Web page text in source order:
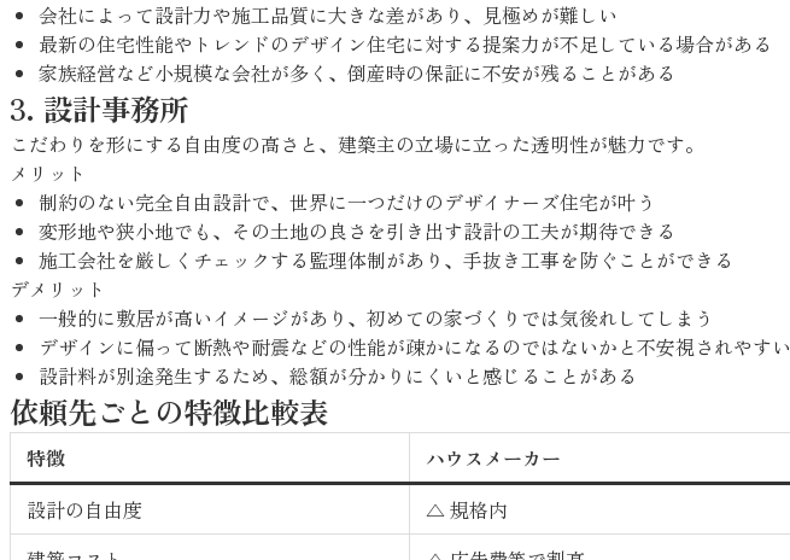
会社によって設計力や施工品質に大きな差があり、見極めが難しい
最新の住宅性能やトレンドのデザイン住宅に対する提案力が不足している場合がある
家族経営など小規模な会社が多く、倒産時の保証に不安が残ることがある
3. 設計事務所
こだわりを形にする自由度の高さと、建築主の立場に立った透明性が魅力です。
メリット
制約のない完全自由設計で、世界に一つだけのデザイナーズ住宅が叶う
変形地や狭小地でも、その土地の良さを引き出す設計の工夫が期待できる
施工会社を厳しくチェックする監理体制があり、手抜き工事を防ぐことができる
デメリット
一般的に敷居が高いイメージがあり、初めての家づくりでは気後れしてしまう
デザインに偏って断熱や耐震などの性能が疎かになるのではないかと不安視されやすい
設計料が別途発生するため、総額が分かりにくいと感じることがある
依頼先ごとの特徴比較表
特徴 ハウスメーカー
設計の自由度
△ 規格内